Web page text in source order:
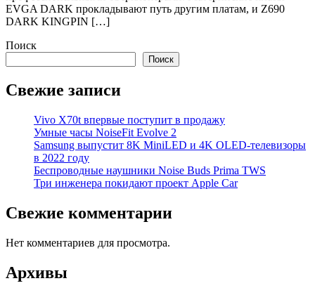
EVGA DARK прокладывают путь другим платам, и Z690
DARK KINGPIN […]
Поиск
Поиск
Свежие записи
Vivo X70t впервые поступит в продажу
Умные часы NoiseFit Evolve 2
Samsung выпустит 8K MiniLED и 4K OLED-телевизоры
в 2022 году
Беспроводные наушники Noise Buds Prima TWS
Три инженера покидают проект Apple Car
Свежие комментарии
Нет комментариев для просмотра.
Архивы